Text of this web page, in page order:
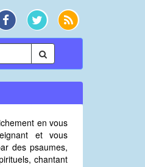
en vous
et vous
des psaumes,
chantant